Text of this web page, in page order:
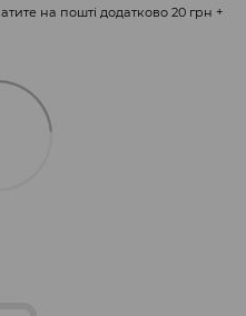
на пошті додатково 20 грн +